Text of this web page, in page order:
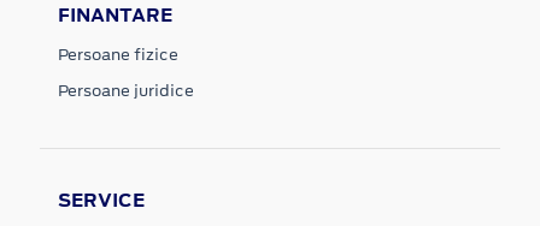
FINANTARE
Persoane fizice
Persoane juridice
SERVICE